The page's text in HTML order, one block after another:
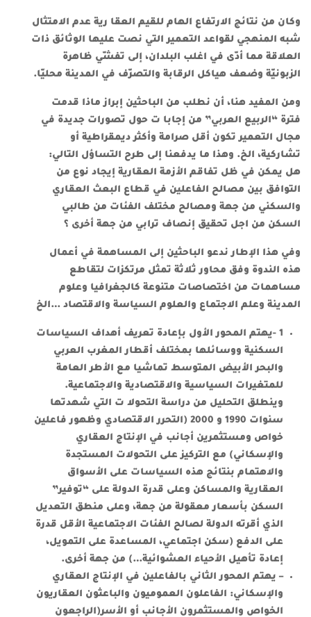
وكان من نتائج الارتفاع الهام للقيم العقا رية عدم الامتثال
شبه المنهجي لقواعد التعمير التي نصت عليها الوثائق ذات
العلاقة مما أدّى في اغلب البلدان، إلى تفشّي ظاهرة
الزبونيّة وضعف هياكل الرقابة والتصرّف في المدينة محليّا.
ومن المفيد هنا، أن نطلب من الباحثين إبراز ماذا قدمت
فترة “الربيع العربي” من إجابا ت حول تصورات جديدة في
مجال التعمير تكون أقل صرامة وأكثر ديمقراطية أو
تشاركية، الخ. وهذا ما يدفعنا إلى طرح التساؤل التالي:
هل يمكن في ظل تفاقم الأزمة العقارية إيجاد نوع من
التوافق بين مصالح الفاعلين في قطاع البعث العقاري
والسكني من جهة ومصالح مختلف الفئات من طالبي
السكن من اجل تحقيق إنصاف ترابي من جهة أخرى ؟
وفي هذا الإطار ندعو الباحثين إلى المساهمة في أعمال
هذه الندوة وفق محاور ثلاثة تمثل مرتكزات لتقاطع
مساهمات من اختصاصات متنوعة كالجغرافيا وعلوم
المدينة وعلم الاجتماع والعلوم السياسة والاقتصاد …الخ
1 -يهتم المحور الأول
بإعادة تعريف أهداف السياسات
السكنية ووسائلها بمختلف أقطار المغرب العربي
والبحر الأبيض المتوسط تماشيا مع الأطر العامة
للمتغيرات السياسية والاقتصادية والاجتماعية.
وينطلق التحليل من دراسة التحولا ت التي شهدتها
سنوات 1990 و 2000 (التحرر الاقتصادي وظهور فاعلين
خواص ومستثمرين أجانب في الإنتاج العقاري
والإسكاني) مع التركيز على التحولات المستجدة
والاهتمام بنتائج هذه السياسات على الأسواق
العقارية والمساكن وعلى قدرة الدولة على “توفير”
السكن بأسعار معقولة من جهة، وعلى منطق التعديل
الذي أقرته الدولة لصالح الفئات الاجتماعية الأقل قدرة
على الدفع (سكن اجتماعي، المساعدة على التمويل،
إعادة تأهيل الأحياء العشوائية…) من جهة أخرى.
– يهتم المحور الثاني بالفاعلين في الإنتاج العقاري
والإسكاني: الفاعلون العموميون والباعثون العقاريون
الخواص والمستثمرون الأجانب أو الأسر(الراجعون